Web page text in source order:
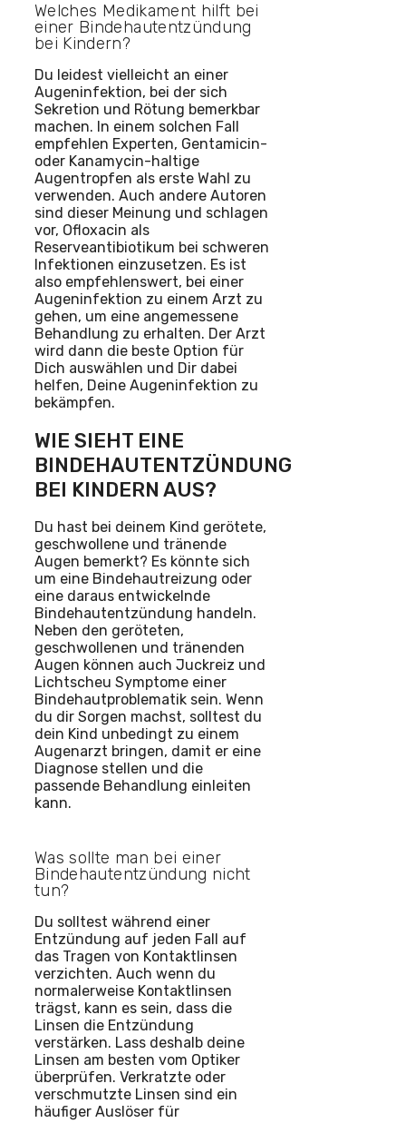
Welches Medikament hilft bei
einer Bindehautentzündung
bei Kindern?
Du leidest vielleicht an einer
Augeninfektion, bei der sich
Sekretion und Rötung bemerkbar
machen. In einem solchen Fall
empfehlen Experten, Gentamicin-
oder Kanamycin-haltige
Augentropfen als erste Wahl zu
verwenden. Auch andere Autoren
sind dieser Meinung und schlagen
vor, Ofloxacin als
Reserveantibiotikum bei schweren
Infektionen einzusetzen. Es ist
also empfehlenswert, bei einer
Augeninfektion zu einem Arzt zu
gehen, um eine angemessene
Behandlung zu erhalten. Der Arzt
wird dann die beste Option für
Dich auswählen und Dir dabei
helfen, Deine Augeninfektion zu
bekämpfen.
WIE SIEHT EINE
BINDEHAUTENTZÜNDUNG
BEI KINDERN AUS?
Du hast bei deinem Kind gerötete,
geschwollene und tränende
Augen bemerkt? Es könnte sich
um eine Bindehautreizung oder
eine daraus entwickelnde
Bindehautentzündung handeln.
Neben den geröteten,
geschwollenen und tränenden
Augen können auch Juckreiz und
Lichtscheu Symptome einer
Bindehautproblematik sein. Wenn
du dir Sorgen machst, solltest du
dein Kind unbedingt zu einem
Augenarzt bringen, damit er eine
Diagnose stellen und die
passende Behandlung einleiten
kann.
Was sollte man bei einer
Bindehautentzündung nicht
tun?
Du solltest während einer
Entzündung auf jeden Fall auf
das Tragen von Kontaktlinsen
verzichten. Auch wenn du
normalerweise Kontaktlinsen
trägst, kann es sein, dass die
Linsen die Entzündung
verstärken. Lass deshalb deine
Linsen am besten vom Optiker
überprüfen. Verkratzte oder
verschmutzte Linsen sind ein
häufiger Auslöser für